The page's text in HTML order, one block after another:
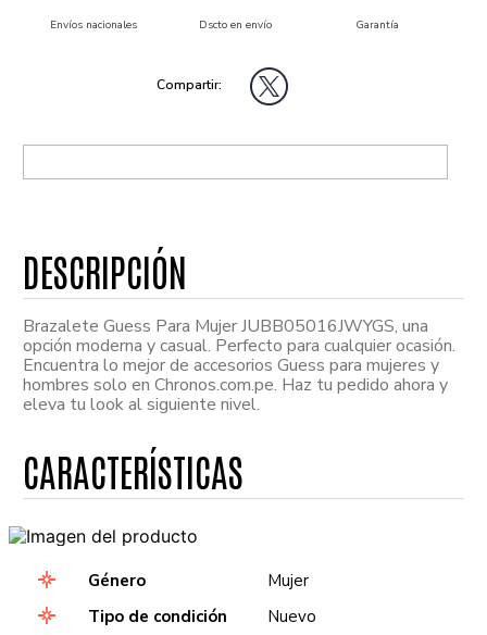
Envíos nacionales Dscto en envío Garantía
Brazalete Guess Para Mujer JUBB05016JWYGS, una
opción moderna y casual. Perfecto para cualquier ocasión.
Encuentra lo mejor de accesorios Guess para mujeres y
hombres solo en Chronos.com.pe. Haz tu pedido ahora y
eleva tu look al siguiente nivel.
Género
Mujer
Tipo de condición
Nuevo